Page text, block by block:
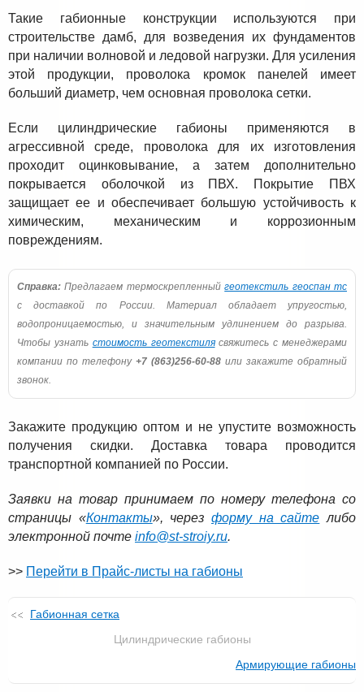
Такие габионные конструкции используются при
строительстве дамб, для возведения их фундаментов
при наличии волновой и ледовой нагрузки. Для усиления
этой продукции, проволока кромок панелей имеет
больший диаметр, чем основная проволока сетки.
Если цилиндрические габионы применяются в
агрессивной среде, проволока для их изготовления
проходит оцинковывание, а затем дополнительно
покрывается оболочкой из ПВХ. Покрытие ПВХ
защищает ее и обеспечивает большую устойчивость к
химическим, механическим и коррозионным
повреждениям.
Справка: Предлагаем термоскрепленныйгеотекстиль геоспан тс
с доставкой по России. Материал обладает упругостью,
водопроницаемостью, и значительным удлинением до разрыва.
Чтобы узнать стоимость геотекстилясвяжитесь с менеджерами
компании по телефону +7 (863)256-60-88 или закажите обратный
звонок.
Закажите продукцию оптом и не упустите возможность
получения скидки. Доставка товара проводится
транспортной компанией по России.
Заявки на товар принимаем по номеру телефона со
страницы «Контакты», черезформу на сайте либо
электронной почте info@st-stroiy.ru.
>> Перейти в Прайс-листы на габионы
Габионная сетка
Цилиндрические габионы
Армирующие габионы